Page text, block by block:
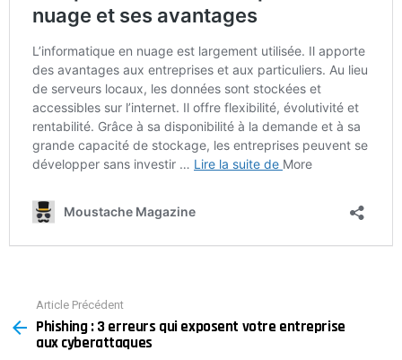
more
Article Précédent
Phishing : 3 erreurs qui exposent votre entreprise
aux cyberattaques